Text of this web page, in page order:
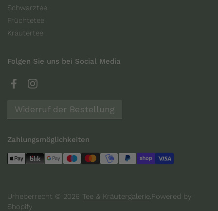
Schwarztee
Früchtetee
Kräutertee
Folgen Sie uns bei Social Media
FacebookInstagram
Widerruf der Bestellung
Zahlungsmöglichkeiten
Urheberrecht © 2026 Tee & Kräutergalerie.Powered by
Shopify